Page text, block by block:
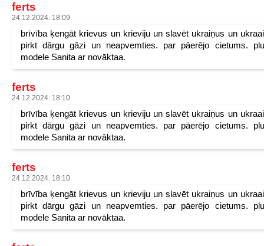
ferts
24.12.2024. 18:09
brīvība ķengāt krievus un krieviju un slavēt ukraiņus un
pirkt dārgu gāzi un neapvemties. par pāerējo cietums.
modele Sanita ar novāktaa.
ferts
24.12.2024. 18:10
brīvība ķengāt krievus un krieviju un slavēt ukraiņus un
pirkt dārgu gāzi un neapvemties. par pāerējo cietums.
modele Sanita ar novāktaa.
ferts
24.12.2024. 18:10
brīvība ķengāt krievus un krieviju un slavēt ukraiņus un
pirkt dārgu gāzi un neapvemties. par pāerējo cietums.
modele Sanita ar novāktaa.